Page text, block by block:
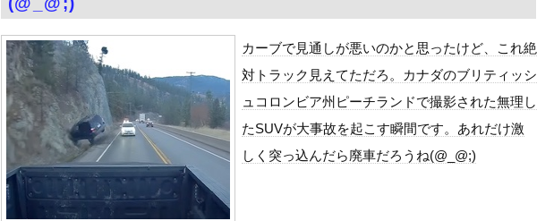
富士登山ツアー中に64歳男性死亡 8合目付近で意識失う
ハムスターの日
【医師解説】飲酒後の「締めのラーメン欲」の原因は？ 脳の錯覚と真実
【画像】「異常独身男性」、トレンド1位ｗｗｗｗｗｗ
専門家「日本車はダサい、見てて恥ずかしい」
グラドル山根千芽（36歳）の豊満Iカップボディをお楽しみしまくりたいよな！
【Xの車窓から】オービスかと思ったら野生の炊飯器で草 ほか
『君のことが大大大大大好きな100人の彼女』17話感想 須藤育登場！ストイックな野球...
【ポロリ悲話】ネットで拡散してるおっぱいポロリ動画、何故か叩かれる・・・
カーブで見通しが悪いのかと思ったけど、これ絶
対トラック見えてただろ。カナダのブリティッシ
ュコロンビア州ピーチランドで撮影された無理し
たSUVが大事故を起こす瞬間です。あれだけ激
しく突っ込んだら廃車だろうね(@_@;)